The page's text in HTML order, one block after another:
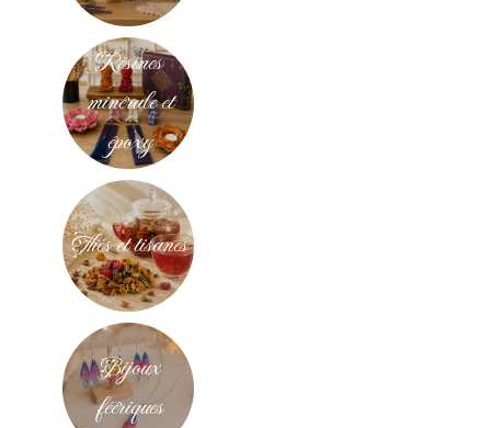
Résines
minérale et
époxy
Thés et tisanes
Bijoux
féériques